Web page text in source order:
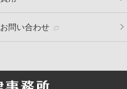
お問い合わせ